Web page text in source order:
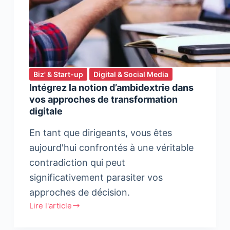
Biz' & Start-up Digital & Social Media
Intégrez la notion d’ambidextrie dans
vos approches de transformation
digitale
En tant que dirigeants, vous êtes
aujourd'hui confrontés à une véritable
contradiction qui peut
significativement parasiter vos
approches de décision.
Lire l'article
Intégrez